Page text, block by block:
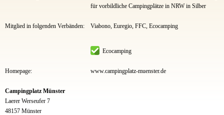
für vorbildliche Campingplätze in NRW in Silber
Mitglied in folgenden Verbänden: Viabono, Euregio, FFC, Ecocamping
Ecocamping
Homepage: www.campingplatz-muenster.de
Campingplatz Münster
Laerer Werseufer 7
48157 Münster